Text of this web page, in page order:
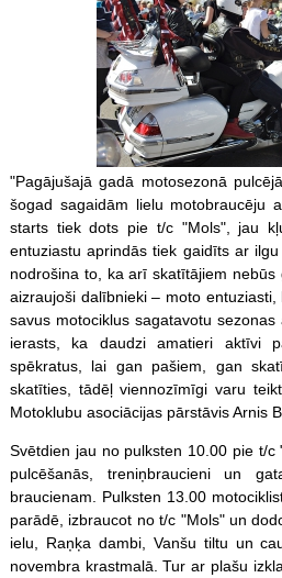
"Pagājušajā gadā motosezonā
šogad sagaidām lielu motobraucēju
starts tiek dots pie t/c "Mols", jau
entuziastu aprindās tiek gaidīts ar
nodrošina to, ka arī skatītājiem
aizraujoši dalībnieki – moto
savus motociklus sagatavotu
ierasts, ka daudzi amatieri aktīvi
spēkratus, lai gan pašiem, gan
skatīties, tādēļ viennozīmīgi varu
Motoklubu asociācijas pārstāvis Arnis
Svētdien jau no pulksten 10.00 pie t/c
pulcēšanās, treniņbraucieni un
braucienam. Pulksten 13.00
parādē, izbraucot no t/c "Mols" un
ielu, Raņķa dambi, Vanšu tiltu un
novembra krastmalā. Tur ar plašu